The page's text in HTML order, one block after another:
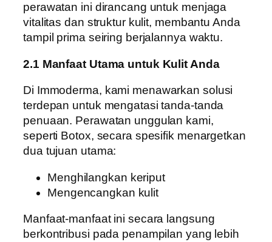
perawatan ini dirancang untuk menjaga
vitalitas dan struktur kulit, membantu Anda
tampil prima seiring berjalannya waktu.
2.1 Manfaat Utama untuk Kulit Anda
Di Immoderma, kami menawarkan solusi
terdepan untuk mengatasi tanda-tanda
penuaan. Perawatan unggulan kami,
seperti Botox, secara spesifik menargetkan
dua tujuan utama:
Menghilangkan keriput
Mengencangkan kulit
Manfaat-manfaat ini secara langsung
berkontribusi pada penampilan yang lebih